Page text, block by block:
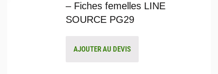
– Fiches femelles LINE
SOURCE PG29
AJOUTER AU DEVIS